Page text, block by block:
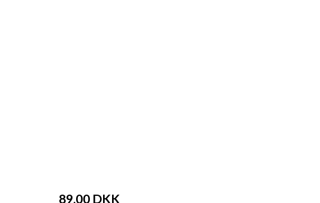
89,00 DKK